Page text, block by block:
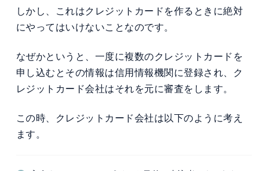
しかし、これはクレジットカードを作るときに絶対
にやってはいけないことなのです。
なぜかというと、一度に複数のクレジットカードを
申し込むとその情報は信用情報機関に登録され、ク
レジットカード会社はそれを元に審査をします。
この時、クレジットカード会社は以下のように考え
ます。